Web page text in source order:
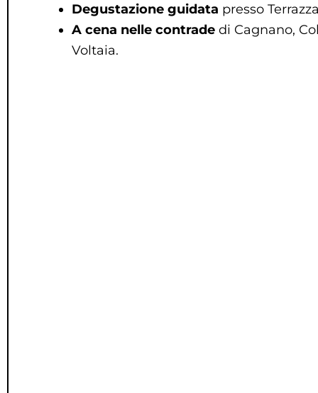
Degustazione guidata presso
A cena nelle contrade di Cagnano,
Voltaia.